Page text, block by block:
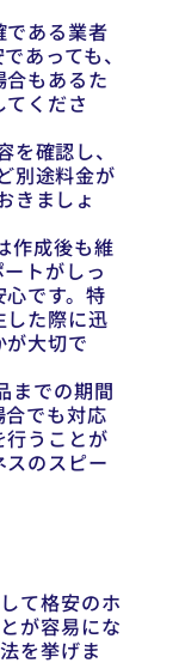
である業者
あっても、
もあるた
くださ
確認し、
別途料金が
きましょ
作成後も維
トがしっ
です。特
した際に迅
大切で
までの期間
でも対応
行うことが
のスピー
て格安のホ
が容易にな
を挙げま